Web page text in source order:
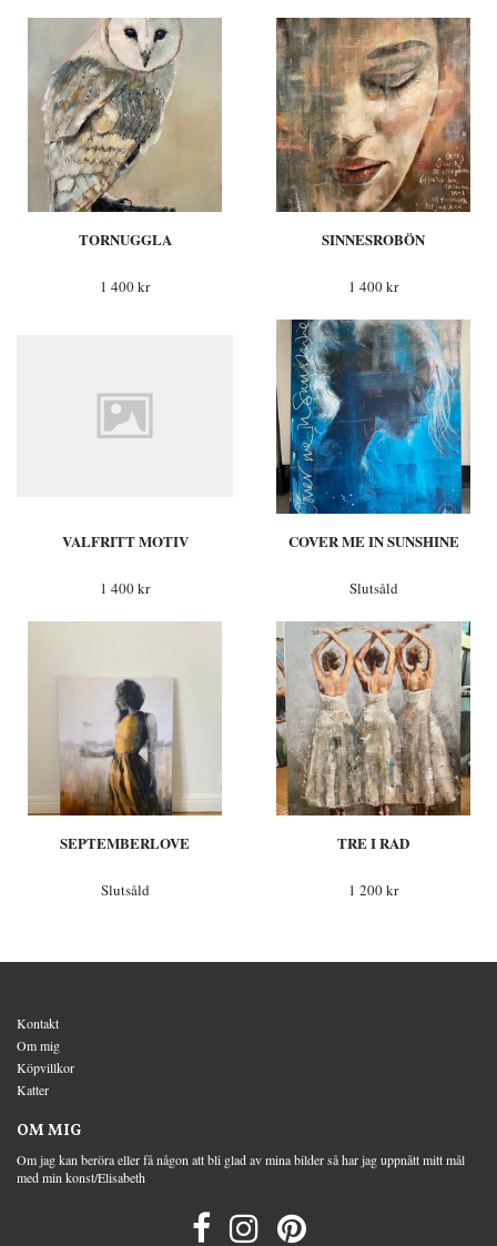
TORNUGGLA
1 400 kr
SINNESROBÖN
1 400 kr
VALFRITT MOTIV
1 400 kr
COVER ME IN SUNSHINE
Slutsåld
SEPTEMBERLOVE
Slutsåld
TRE I RAD
1 200 kr
Kontakt
Om mig
Köpvillkor
Katter
OM MIG
Om jag kan beröra eller få någon att bli glad av mina bilder så har jag uppnått mitt mål
med min konst/Elisabeth